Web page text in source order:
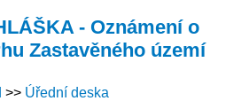
- Oznámení o
Zastavěného území
Úřední deska